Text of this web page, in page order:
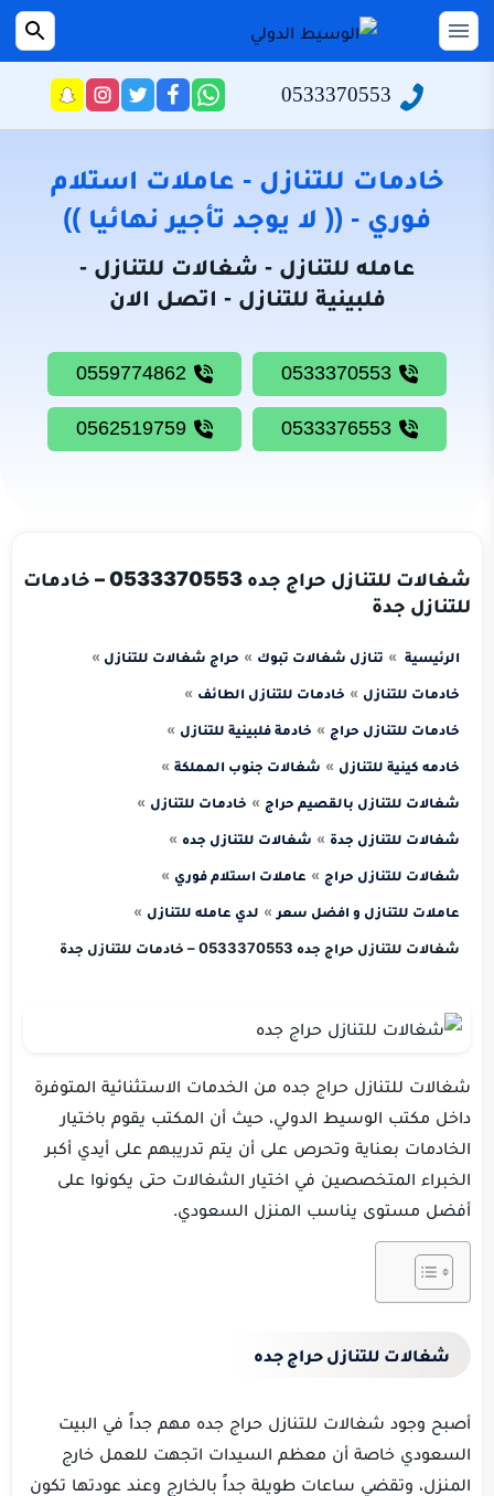
التجاوز
إلى
القائمة
الرئيسية
سياسة
الخصوصية
نحن
للتنازل
شغالات
للتنازل
بحث
0533370553
راسلنا
عبر
تابعنا
على
فيسبوك
تابعنا
على
تويتر
تابعنا
على
انستجرام
خادمات للتنازل - عاملات استلام
فوري - (( لا يوجد تأجير نهائيا ))
عامله للتنازل - شغالات للتنازل -
فلبينية للتنازل - اتصل الان
شغالات للتنازل حراج جده 0533370553 – خادمات
للتنازل جدة
الرئيسية تنازل شغالات تبوك حراج شغالات للتنازل
خادمات للتنازل خادمات للتنازل الطائف
خادمات للتنازل حراج خادمة فلبينية للتنازل
خادمه كينية للتنازل شغالات جنوب المملكة
شغالات للتنازل بالقصيم حراج خادمات للتنازل
شغالات للتنازل جدة شغالات للتنازل جده
شغالات للتنازل حراج عاملات استلام فوري
عاملات للتنازل و افضل سعر لدي عامله للتنازل
شغالات للتنازل حراج جده 0533370553 – خادمات للتنازل جدة
شغالات للتنازل حراج جده من الخدمات الاستثنائية المتوفرة
داخل مكتب الوسيط الدولي، حيث أن المكتب يقوم باختيار
الخادمات بعناية وتحرص على أن يتم تدريبهم على أيدي أكبر
الخبراء المتخصصين في اختيار الشغالات حتى يكونوا على
أفضل مستوى يناسب المنزل السعودي.
شغالات للتنازل حراج جده
أصبح وجود شغالات للتنازل حراج جده مهم جداً في البيت
السعودي خاصة أن معظم السيدات اتجهت للعمل خارج
المنزل، وتقضي ساعات طويلة جداً بالخارج وعند عودتها تكون